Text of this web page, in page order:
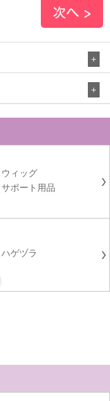
ウィッグ
サポート用品
ハゲヅラ